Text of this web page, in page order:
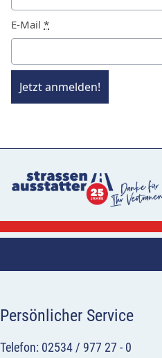
E-Mail *
Jetzt anmelden!
Persönlicher Service
Telefon: 02534 / 977 27 - 0